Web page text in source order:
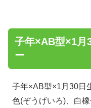
子年×AB型×1月
ー
子年×AB型×1月30日
色(ぞうげいろ)、白